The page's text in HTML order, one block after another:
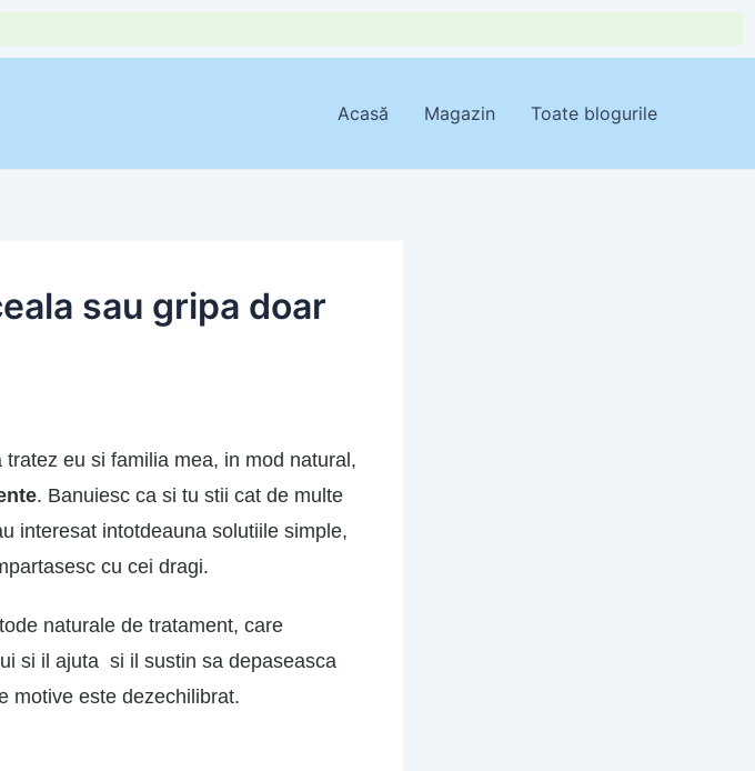
Acasă Magazin Toate blogurile
sau gripa doar
eu si familia mea, in mod natural,
. Banuiesc ca si tu stii cat de multe
interesat intotdeauna solutiile simple,
cu cei dragi.
naturale de tratament, care
si il ajuta si il sustin sa depaseasca
motive este dezechilibrat.